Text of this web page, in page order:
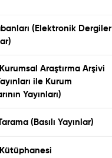
(Elektronik Dergiler
Araştırma Arşivi
ile Kurum
Yayınları)
(Basılı Yayınlar)
Kütüphanesi